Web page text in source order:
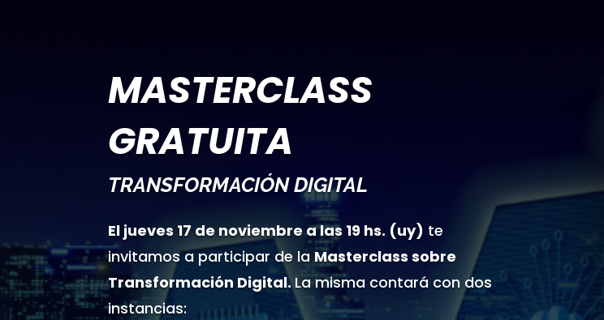
MASTERCLASS
GRATUITA
TRANSFORMACIÓN DIGITAL
El jueves 17 de noviembre a las 19 hs. (uy) te
invitamos a participar de laMasterclass sobre
Transformación Digital.La misma contará con dos
instancias: